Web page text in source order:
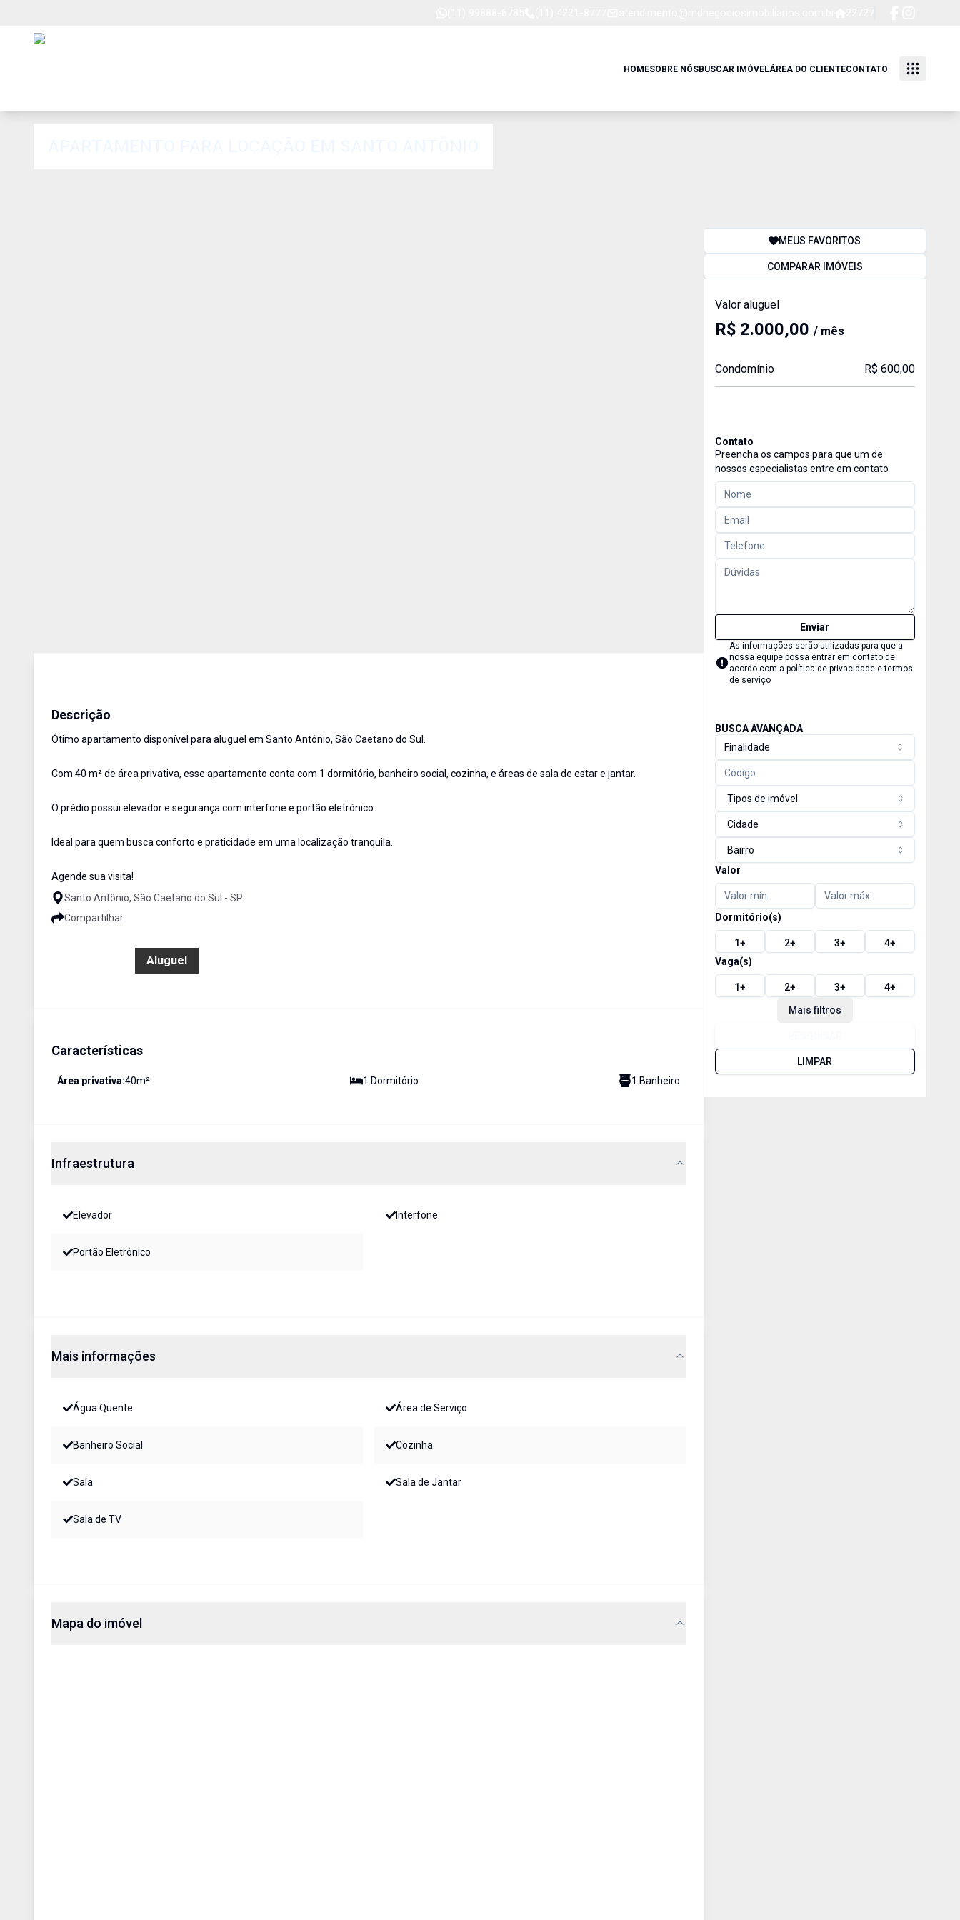
HOMESOBRE NÓSBUSCAR IMÓVELÁREA DO CLIENTECONTATO
Descrição
Ótimo apartamento disponível para aluguel em Santo Antônio, São Caetano do Sul.
Com 40 m² de área privativa, esse apartamento conta com 1 dormitório, banheiro social, cozinha, e áreas de sala de estar e jantar.
O prédio possui elevador e segurança com interfone e portão eletrônico.
Ideal para quem busca conforto e praticidade em uma localização tranquila.
Agende sua visita!
Santo Antônio, São Caetano do Sul - SP
Compartilhar
Aluguel
Características
Área privativa:40m² 1 Dormitório 1 Banheiro
Infraestrutura
Elevador Interfone
Portão Eletrônico
Mais informações
Água Quente Área de Serviço
Banheiro Social Cozinha
Sala Sala de Jantar
Sala de TV
Mapa do imóvel
MEUS FAVORITOS
COMPARAR IMÓVEIS
Valor aluguel
R$ 2.000,00 / mês
Condomínio R$ 600,00
Contato
Preencha os campos para que um de
nossos especialistas entre em contato
Enviar
As informações serão utilizadas para que a
nossa equipe possa entrar em contato de
acordo com a política de privacidade e termos
de serviço
BUSCA AVANÇADA
Finalidade
Tipos de imóvel
Cidade
Bairro
Valor
Dormitório(s)
1+ 2+ 3+ 4+
Vaga(s)
1+ 2+ 3+ 4+
Mais filtros
LIMPAR